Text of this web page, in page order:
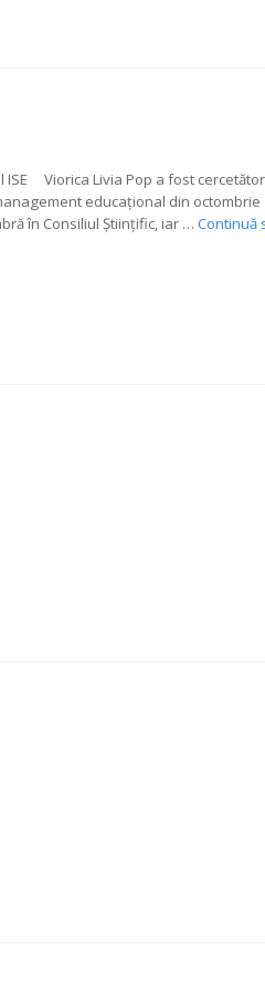
ISE Viorica Livia Pop a fost cercetător
educațional din octombrie
în Consiliul Științific, iar … Continuă